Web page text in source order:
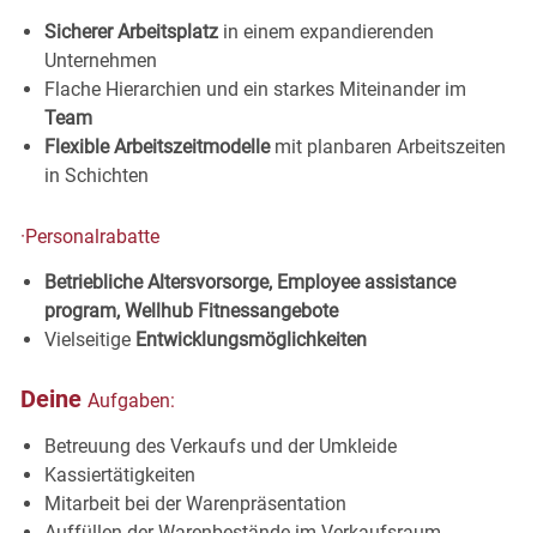
Sicherer Arbeitsplatz in einem expandierenden
Unternehmen
Flache Hierarchien und ein starkes Miteinander im
Team
Flexible Arbeitszeitmodelle mit planbaren Arbeitszeiten
in Schichten
·Personalrabatte
Betriebliche Altersvorsorge, Employee assistance
program, Wellhub Fitnessangebote
Vielseitige Entwicklungsmöglichkeiten
Deine Aufgaben:
Betreuung des Verkaufs und der Umkleide
Kassiertätigkeiten
Mitarbeit bei derWarenpräsentation